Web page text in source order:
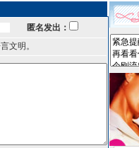
匿名发出：
文明。